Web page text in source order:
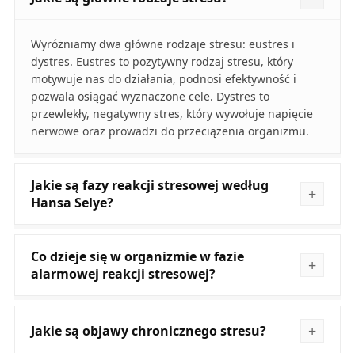
Wyróżniamy dwa główne rodzaje stresu: eustres i
dystres. Eustres to pozytywny rodzaj stresu, który
motywuje nas do działania, podnosi efektywność i
pozwala osiągać wyznaczone cele. Dystres to
przewlekły, negatywny stres, który wywołuje napięcie
nerwowe oraz prowadzi do przeciążenia organizmu.
Jakie są fazy reakcji stresowej według
Hansa Selye?
Co dzieje się w organizmie w fazie
alarmowej reakcji stresowej?
Jakie są objawy chronicznego stresu?